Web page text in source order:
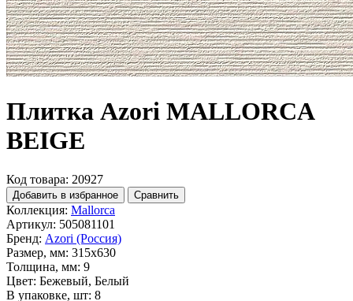
Плитка Azori MALLORCA
BEIGE
Код товара: 20927
Добавить в избранное Сравнить
Коллекция: Mallorca
Артикул: 505081101
Бренд: Azori (Россия)
Размер, мм: 315x630
Толщина, мм: 9
Цвет: Бежевый, Белый
В упаковке, шт: 8